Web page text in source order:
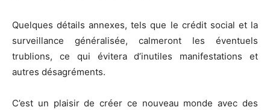
Quelques détails annexes, tels que le crédit social et la
surveillance généralisée, calmeront les éventuels
trublions, ce qui évitera d’inutiles manifestations et
autres désagréments.
C’est un plaisir de créer ce nouveau monde avec des